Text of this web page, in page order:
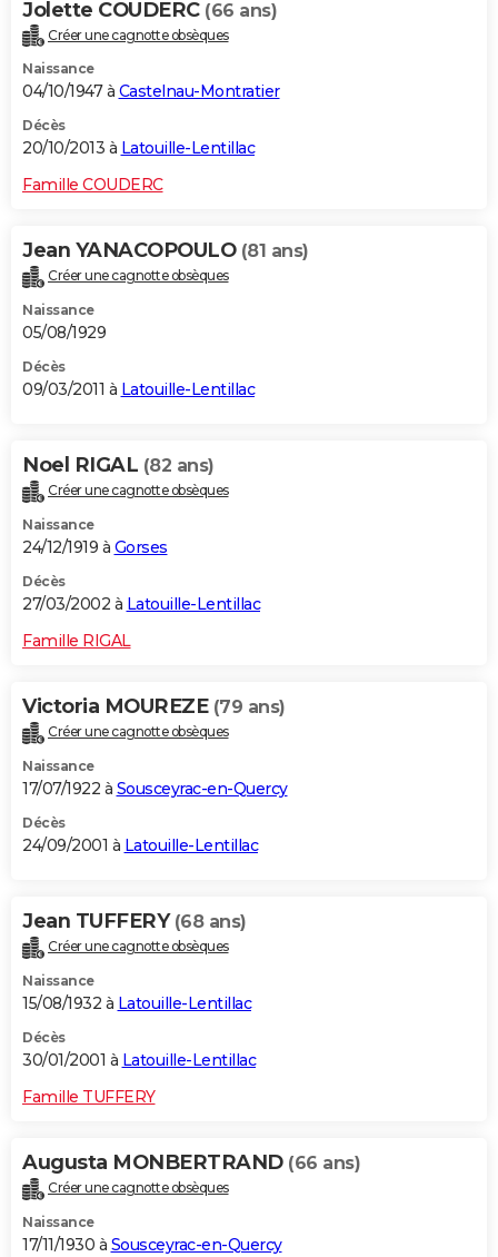
Jolette COUDERC (66 ans)
Créer une cagnotte obsèques
Naissance
04/10/1947 à Castelnau-Montratier
Décès
20/10/2013 à Latouille-Lentillac
Famille COUDERC
Jean YANACOPOULO (81 ans)
Créer une cagnotte obsèques
Naissance
05/08/1929
Décès
09/03/2011 à Latouille-Lentillac
Noel RIGAL (82 ans)
Créer une cagnotte obsèques
Naissance
24/12/1919 à Gorses
Décès
27/03/2002 à Latouille-Lentillac
Famille RIGAL
Victoria MOUREZE (79 ans)
Créer une cagnotte obsèques
Naissance
17/07/1922 à Sousceyrac-en-Quercy
Décès
24/09/2001 à Latouille-Lentillac
Jean TUFFERY (68 ans)
Créer une cagnotte obsèques
Naissance
15/08/1932 à Latouille-Lentillac
Décès
30/01/2001 à Latouille-Lentillac
Famille TUFFERY
Augusta MONBERTRAND (66 ans)
Créer une cagnotte obsèques
Naissance
17/11/1930 à Sousceyrac-en-Quercy